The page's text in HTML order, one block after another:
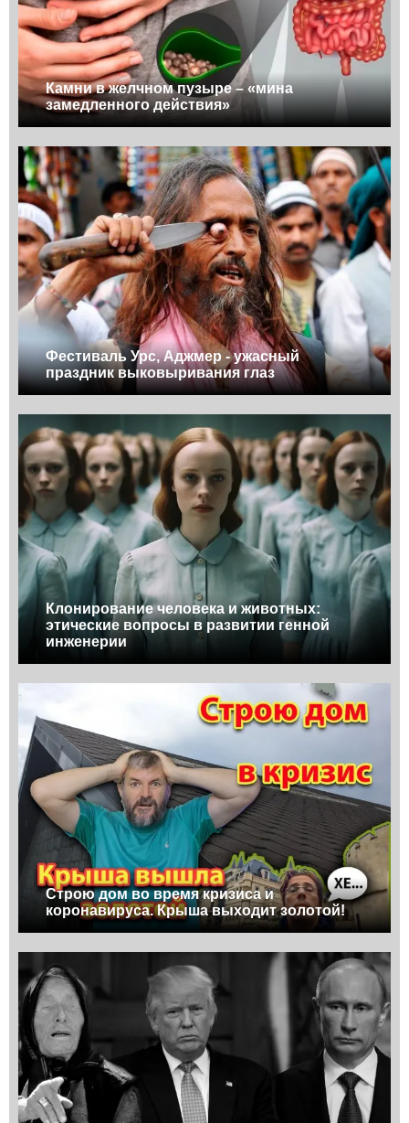
Камни в желчном пузыре – «мина
замедленного действия»
Фестиваль Урс, Аджмер - ужасный
праздник выковыривания глаз
Клонирование человека и животных:
этические вопросы в развитии генной
инженерии
Строю дом во время кризиса и
коронавируса. Крыша выходит золотой!